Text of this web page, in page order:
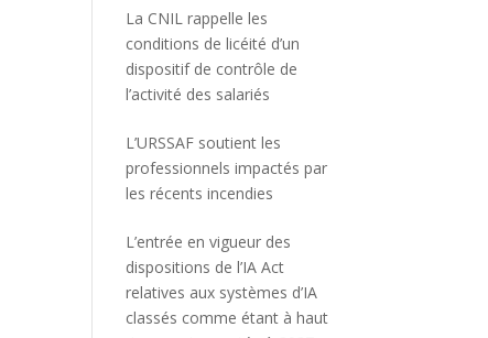
La CNIL rappelle les
conditions de licéité d’un
dispositif de contrôle de
l’activité des salariés
L’URSSAF soutient les
professionnels impactés par
les récents incendies
L’entrée en vigueur des
dispositions de l’IA Act
relatives aux systèmes d’IA
classés comme étant à haut